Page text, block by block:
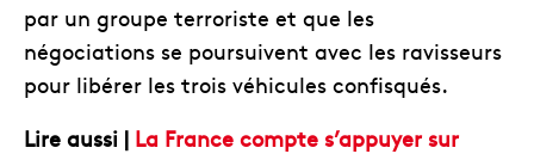
par un groupe terroriste et que les
négociations se poursuivent avec les ravisseurs
pour libérer les trois véhicules confisqués.
Lire aussi | La France compte s’appuyer sur